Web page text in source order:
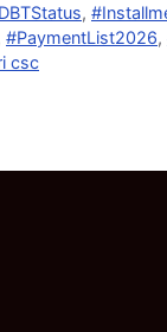
,
#PaymentList2026,
csc